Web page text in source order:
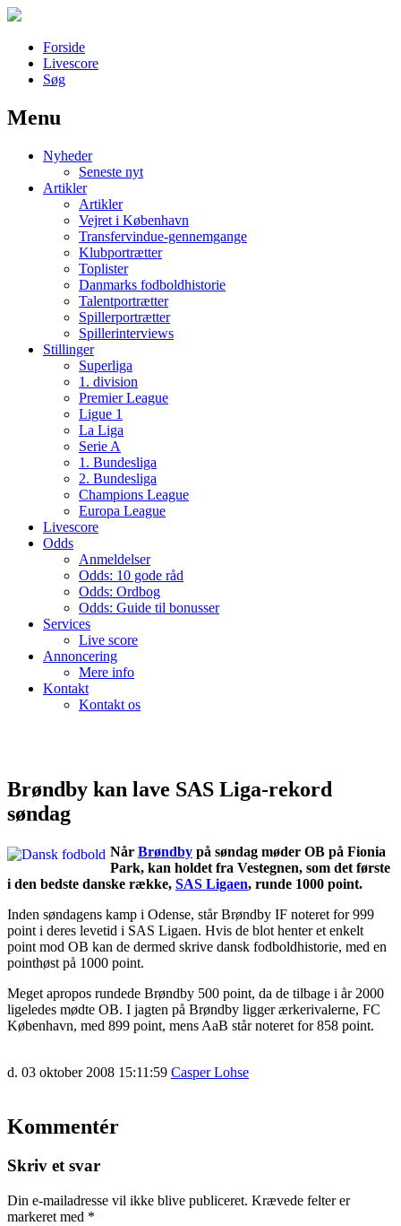
Forside
Livescore
Søg
Наши партнеры
лучшие займы
Menu
Nyheder
Seneste nyt
Artikler
Artikler
Vejret i København
Transfervindue-gennemgange
Klubportrætter
Toplister
Danmarks fodboldhistorie
Talentportrætter
Spillerportrætter
Spillerinterviews
Stillinger
Superliga
1. division
Premier League
Ligue 1
La Liga
Serie A
1. Bundesliga
2. Bundesliga
Champions League
Europa League
Livescore
Odds
Anmeldelser
Odds: 10 gode råd
Odds: Ordbog
Odds: Guide til bonusser
Services
Live score
Annoncering
Mere info
Kontakt
Kontakt os
Brøndby kan lave SAS Liga-rekord
søndag
Når Brøndby på søndag møder OB på Fionia
Park, kan holdet fra Vestegnen, som det første
i den bedste danske række, SAS Ligaen, runde 1000 point.
Inden søndagens kamp i Odense, står Brøndby IF noteret for 999
point i deres levetid i SAS Ligaen. Hvis de blot henter et enkelt
point mod OB kan de dermed skrive dansk fodboldhistorie, med en
pointhøst på 1000 point.
Meget apropos rundede Brøndby 500 point, da de tilbage i år 2000
ligeledes mødte OB. I jagten på Brøndby ligger ærkerivalerne, FC
København, med 899 point, mens AaB står noteret for 858 point.
d. 03 oktober 2008 15:11:59 Casper Lohse
Kommentér
Skriv et svar
Din e-mailadresse vil ikke blive publiceret. Krævede felter er
markeret med *